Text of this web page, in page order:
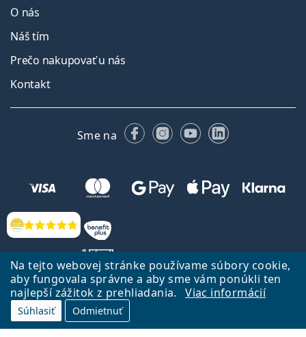
Na tejto webovej stránke používame súbory cookie,
aby fungovala správne a aby sme vám ponúkli ten
najlepší zážitok z prehliadania.
Viac informácií
Súhlasiť Odmietnuť
Hodnotenia
O nás
Náš tím
Prečo nakupovať u nás
Kontakt
Sme na FacebookuInstagrame
YouTubeLinkedIn
Späť na Úvodnu stránku
Lentiamo.sk vlastní a prevádzkuje spoločnosť Lentiamo s.r.o., Česká